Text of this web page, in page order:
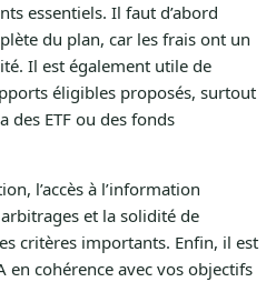
essentiels. Il faut d’abord
du plan, car les frais ont un
Il est également utile de
éligibles proposés, surtout
des ETF ou des fonds
l’accès à l’information
et la solidité de
critères importants. Enfin, il est
en cohérence avec vos objectifs